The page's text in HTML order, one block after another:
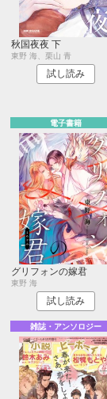
秋国夜夜 下
東野 海、栗山 青
試し読み
電子書籍
グリフォンの嫁君
東野 海
試し読み
雑誌・アンソロジー